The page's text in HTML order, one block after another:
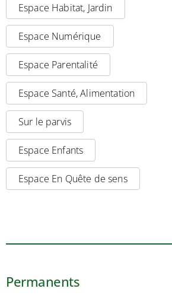
Espace Habitat, Jardin
Espace Numérique
Espace Parentalité
Espace Santé, Alimentation
Sur le parvis
Espace Enfants
Espace En Quête de sens
Permanents